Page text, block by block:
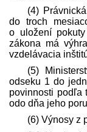
(4)
do troch
o uložení
zákona má
vzdelávacia
(5)
odseku 1 do
povinnosti podľa
odo dňa jeho
(6) Výnosy z